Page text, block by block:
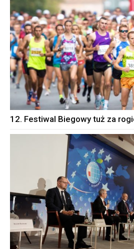
12. Festiwal Biegowy tuż za